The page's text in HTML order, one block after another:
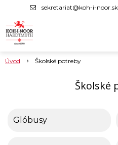
sekretariat@koh-i-noor.sk
Úvod Školské potreby
Školské
Glóbusy